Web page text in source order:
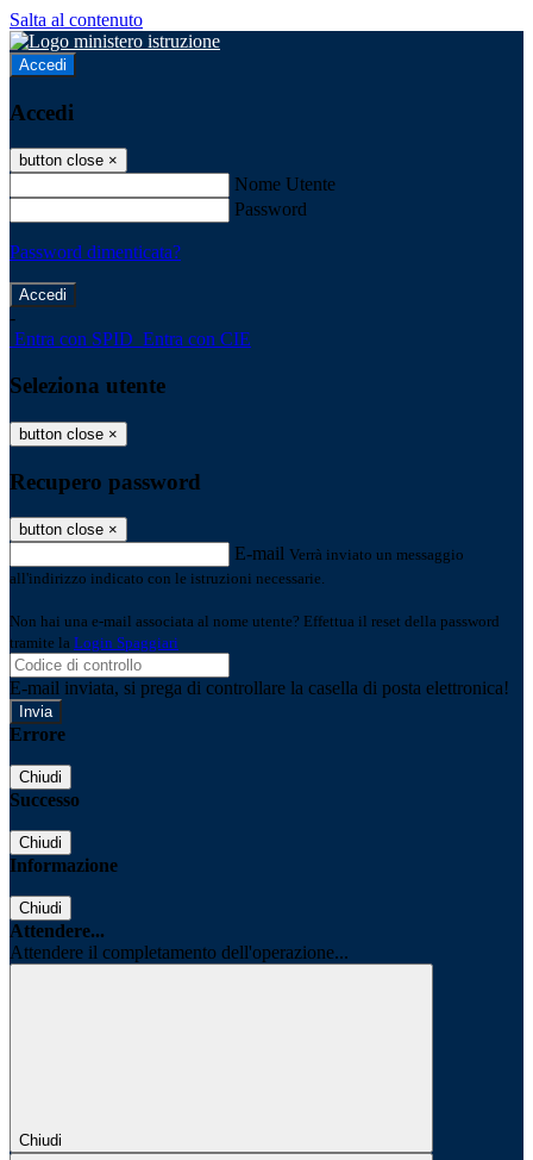
Salta al contenuto
Accedi
Accedi
button close ×
Nome Utente
Password
Password dimenticata?
-
Entra con SPID Entra con CIE
Seleziona utente
button close ×
Recupero password
button close ×
E-mail Verrà inviato un messaggio
all'indirizzo indicato con le istruzioni necessarie.
Non hai una e-mail associata al nome utente? Effettua il reset della password
tramite la Login Spaggiari
E-mail inviata, si prega di controllare la casella di posta elettronica!
Errore
Chiudi
Successo
Chiudi
Informazione
Chiudi
Attendere...
Attendere il completamento dell'operazione...
Chiudi